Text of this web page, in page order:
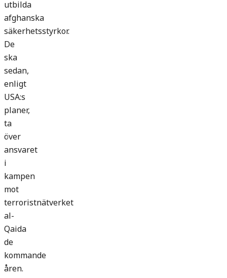
utbilda
afghanska
säkerhetsstyrkor.
De
ska
sedan,
enligt
USA:s
planer,
ta
över
ansvaret
i
kampen
mot
terroristnätverket
al-
Qaida
de
kommande
åren.